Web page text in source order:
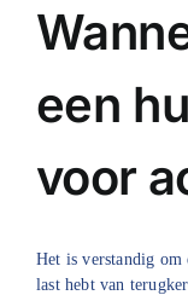
Blog
Over ons
Afspraak maken
een
voor
Het is verstandig om
last hebt van